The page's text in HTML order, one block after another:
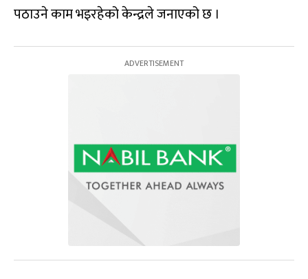
पठाउने काम भइरहेको केन्द्रले जनाएको छ ।